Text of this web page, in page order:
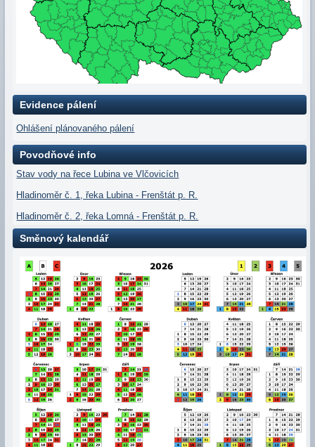
Evidence pálení
Ohlášení plánovaného pálení
Povodňové info
Stav vody na řece Lubina ve Vlčovicích
Hladinoměr č. 1, řeka Lubina - Frenštát p. R.
Hladinoměr č. 2, řeka Lomná - Frenštát p. R.
Směnový kalendář